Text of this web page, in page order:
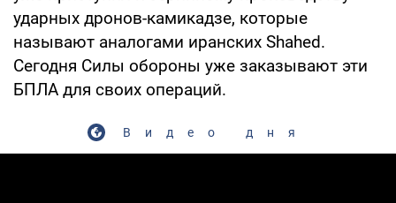
ударных дронов-камикадзе, которые
называют аналогами иранских Shahed.
Сегодня Силы обороны уже заказывают эти
БПЛА для своих операций.
Видео дня